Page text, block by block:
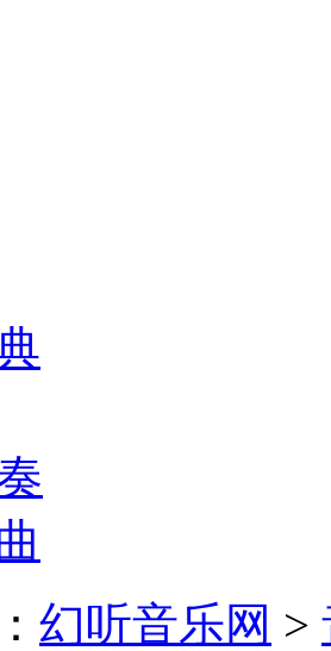
幻听音乐网 >